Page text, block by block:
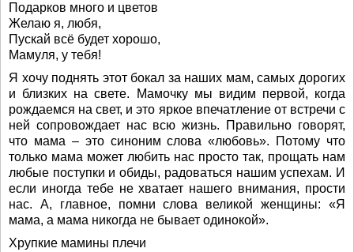
Подарков много и цветов
Желаю я, любя,
Пускай всё будет хорошо,
Мамуля, у тебя!
Я хочу поднять этот бокал за наших мам, самых дорогих
и близких на свете. Мамочку мы видим первой, когда
рождаемся на свет, и это яркое впечатление от встречи с
ней сопровождает нас всю жизнь. Правильно говорят,
что мама – это синоним слова «любовь». Потому что
только мама может любить нас просто так, прощать нам
любые поступки и обиды, радоваться нашим успехам. И
если иногда тебе не хватает нашего внимания, прости
нас. А, главное, помни слова великой женщины: «Я
мама, а мама никогда не бывает одинокой».
Хрупкие мамины плечи